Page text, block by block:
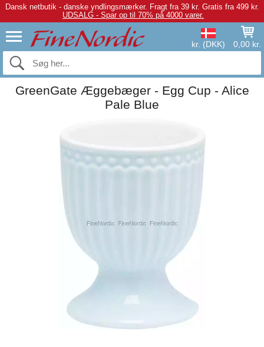
Dansk netbutik - danske yndlingsmærker. Fragt fra 39 kr. Gratis fra 499 kr.
UDSALG - Spar op til 70% på 4000 varer.
kr. (DKK) 0,00 kr.
GreenGate Æggebæger - Egg Cup - Alice
Pale Blue